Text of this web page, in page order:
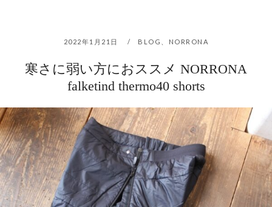
2022年1月21日 BLOG NORRONA
寒さに弱い方におススメ NORRONA
falketind thermo40 shorts